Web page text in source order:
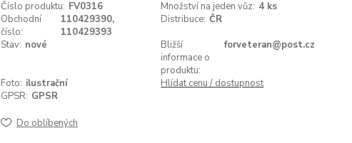
Číslo produktu: FV0316 Množství na jeden vůz: 4 ks
Obchodní
číslo:
110429390,
110429393
Distribuce: ČR
Stav: nové
Bližší
informace o
produktu:
forveteran@post.cz
Foto: ilustrační
Hlídat cenu / dostupnost
GPSR: GPSR
Do oblíbených